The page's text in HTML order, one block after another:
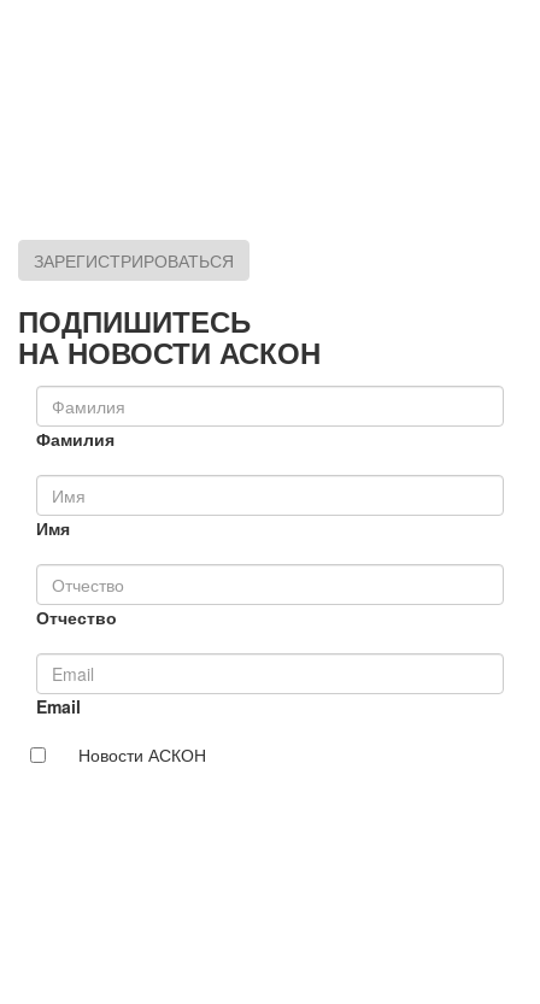
ЗАРЕГИСТРИРОВАТЬСЯ
ПОДПИШИТЕСЬ
НА НОВОСТИ АСКОН
Фамилия
Имя
Отчество
Email
Новости АСКОН